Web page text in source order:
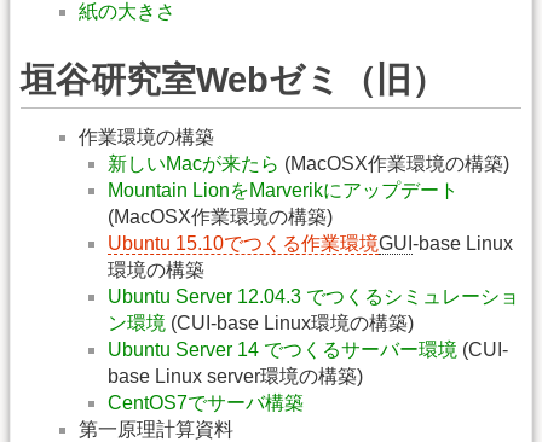
紙の大きさ
垣谷研究室Webゼミ（旧）
作業環境の構築
新しいMacが来たら (MacOSX作業環境の構築)
Mountain LionをMarverikにアップデート
(MacOSX作業環境の構築)
Ubuntu 15.10でつくる作業環境GUI -base Linux
環境の構築
Ubuntu Server 12.04.3 でつくるシミュレーショ
ン環境 (CUI-base Linux環境の構築)
Ubuntu Server 14 でつくるサーバー環境 (CUI-
base Linux server環境の構築)
CentOS7でサーバ構築
第一原理計算資料